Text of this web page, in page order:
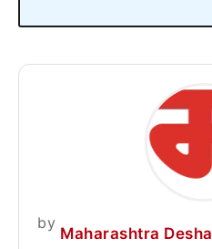
by
Maharashtra Desha